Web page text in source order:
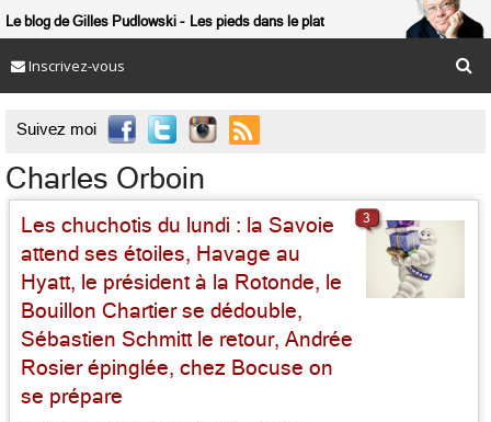
Le blog de Gilles Pudlowski Les pieds dans le plat
Inscrivez-vous
Suivez moi 
Charles Orboin
Les chuchotis du lundi : la Savoie
attend ses étoiles, Havage au
Hyatt, le président à la Rotonde, le
Bouillon Chartier se dédouble,
Sébastien Schmitt le retour, Andrée
Rosier épinglée, chez Bocuse on
se prépare
3